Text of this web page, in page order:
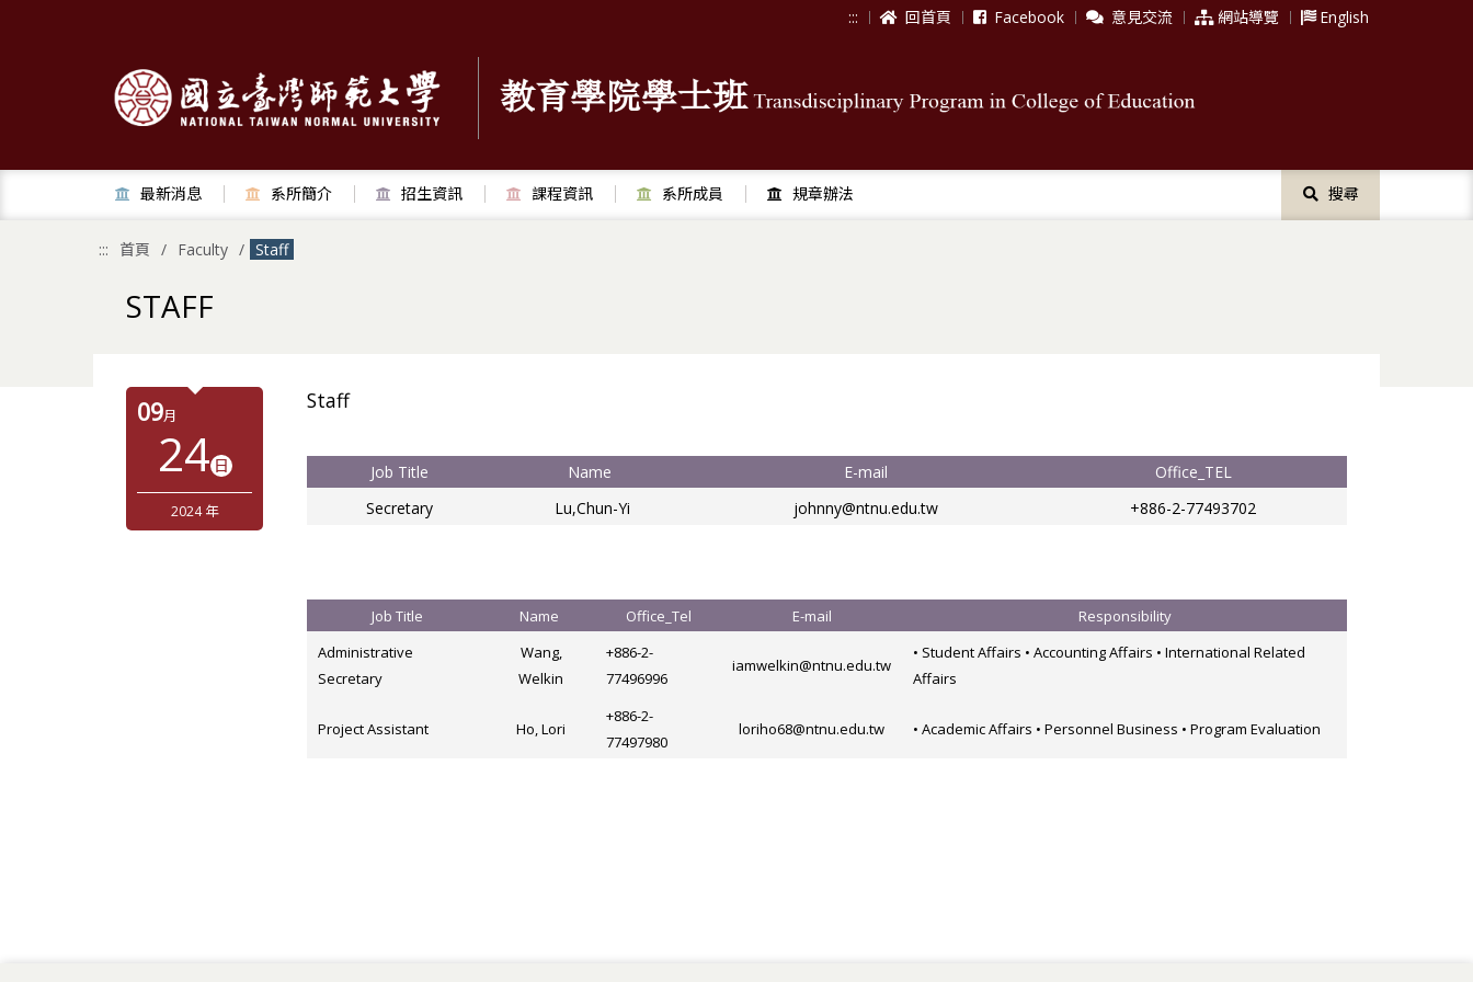
::: 回首頁 Facebook 意見交流 網站導覽 English
最新消息 系所簡介 招生資訊 課程資訊 系所成員 規章辦法 搜尋
::: 首頁 Faculty Staff
STAFF
09月
24日
2024 年
Staff
Job Title Name E-mail
Office_TEL
Secretary
Lu,Chun-Yi johnny@ntnu.edu.tw +886-2-77493702
Job Title Name Office_Tel E-mail
Responsibility
Administrative
Secretary
Wang,
Welkin
+886-2-
77496996
iamwelkin@ntnu.edu.tw
• Student Affairs • Accounting Affairs • International Related
Affairs
Project Assistant Ho, Lori
+886-2-
77497980
loriho68@ntnu.edu.tw • Academic Affairs • Personnel Business • Program Evaluation